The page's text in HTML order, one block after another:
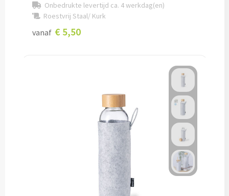
Balpennen bedrukken
Houten balpennen bedrukken
Alle schrijfwaren & pennen
Overige schrijfwaren
Markeerstiften bedrukken
Onbedrukte levertijd ca. 4 werkdag(en)
Roestvrij Staal/ Kurk
vanaf € 5,50